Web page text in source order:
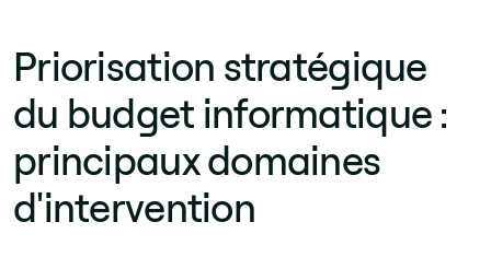
Priorisation stratégique
du budget informatique :
principaux domaines
d'intervention